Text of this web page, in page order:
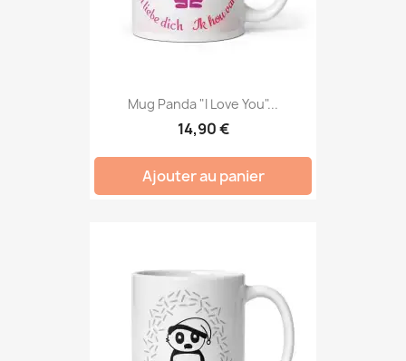
Mug Panda "I Love You"...
14,90 €
Ajouter au panier